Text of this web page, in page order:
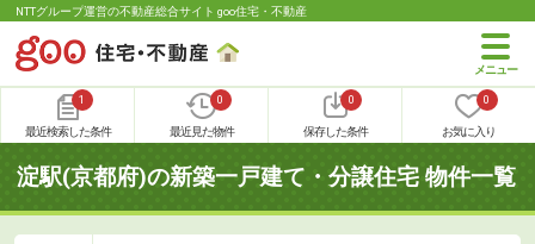
NTTグループ運営の不動産総合サイト goo住宅・不動産
1
最近検索した条件
0
最近見た物件
0
保存した条件
0
お気に入り
淀駅(京都府)の新築一戸建て・分譲住宅 物件一覧